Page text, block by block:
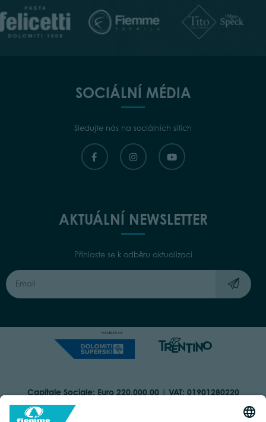
SOCIÁLNÍ MÉDIA
Sledujte nás na sociálních sítích
AKTUÁLNÍ NEWSLETTER
Přihlaste se k odběru aktualizací
Capitale Sociale: Euro 220.000,00 | VAT: 01901280220
COOKIES IMPRINT
ORGANIZZAZIONE TRASPARENTE